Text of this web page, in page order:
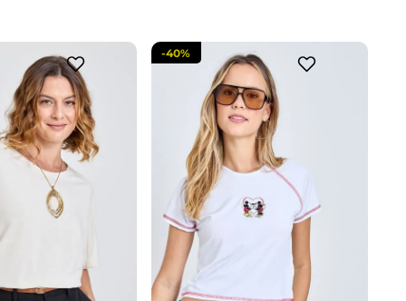
-40%